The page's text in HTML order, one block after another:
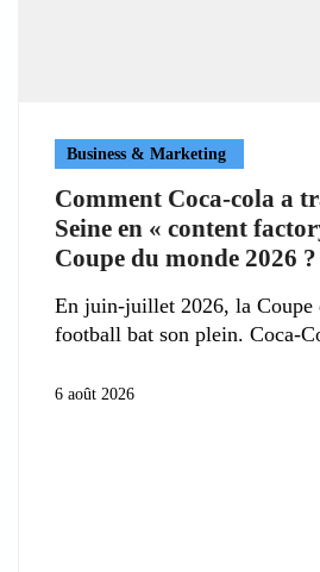
Business & Marketing
Comment Coca-cola a
Seine en « content
Coupe du monde 2026 ?
En juin-juillet 2026, la Coupe
football bat son plein. Coca-
6 août 2026